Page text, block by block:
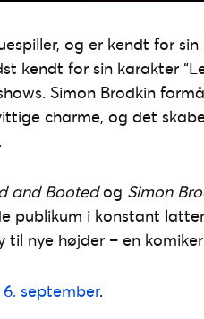
og er kendt for
kendt for sin karakter
Simon Brodkin
charme, og det
and Bootedog Simon
publikum i konstant
nye højder – en
september.